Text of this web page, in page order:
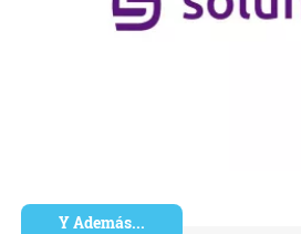
Y Además...